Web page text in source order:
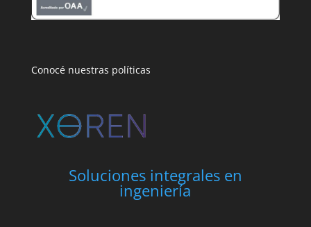
Conocé nuestras políticas
Soluciones integrales en
ingeniería